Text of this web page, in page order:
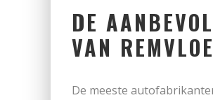
DE
VAN
De meeste